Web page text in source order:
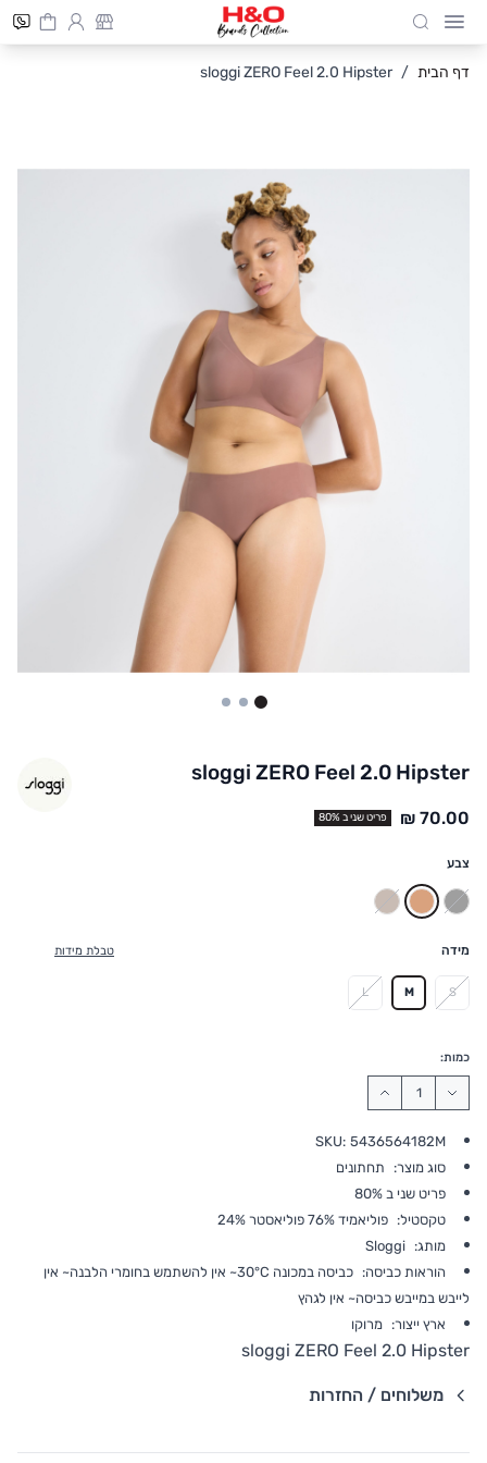
Cart
חיפוש
דף הבית /
sloggi ZERO Feel 2.0 Hipster
sloggi ZERO Feel 2.0 Hipster
פריט שני ב 80%
צבע
שחורגוף שוקו
מידה טבלת מידות
S
M
L
כמות:
SKU: 5436564182M
סוג מוצר:
תחתונים
פריט שני ב 80%
טקסטיל: פוליאמיד 76% פוליאסטר 24%
מותג: Sloggi
הוראות כביסה:
כביסה במכונה 30°C~ אין להשתמש בחומרי הלבנה~ אין
לייבש במייבש כביסה~ אין לגהץ
ארץ ייצור: מרוקו
sloggi ZERO Feel 2.0 Hipster
משלוחים / החזרות